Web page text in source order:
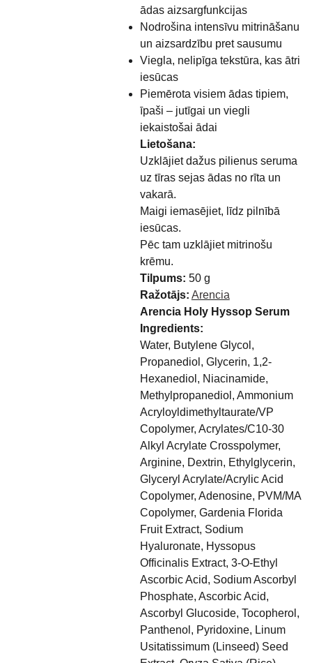
ādas aizsargfunkcijas
Nodrošina intensīvu mitrināšanu
un aizsardzību pret sausumu
Viegla, nelipīga tekstūra, kas ātri
iesūcas
Piemērota visiem ādas tipiem,
īpaši – jutīgai un viegli
iekaistošai ādai
Lietošana:
Uzklājiet dažus pilienus seruma
uz tīras sejas ādas no rīta un
vakarā.
Maigi iemasējiet, līdz pilnībā
iesūcas.
Pēc tam uzklājiet mitrinošu
krēmu.
Tilpums: 50 g
Ražotājs: Arencia
Arencia Holy Hyssop Serum
Ingredients:
Water, Butylene Glycol,
Propanediol, Glycerin, 1,2-
Hexanediol, Niacinamide,
Methylpropanediol, Ammonium
Acryloyldimethyltaurate/VP
Copolymer, Acrylates/C10-30
Alkyl Acrylate Crosspolymer,
Arginine, Dextrin, Ethylglycerin,
Glyceryl Acrylate/Acrylic Acid
Copolymer, Adenosine, PVM/MA
Copolymer, Gardenia Florida
Fruit Extract, Sodium
Hyaluronate, Hyssopus
Officinalis Extract, 3-O-Ethyl
Ascorbic Acid, Sodium Ascorbyl
Phosphate, Ascorbic Acid,
Ascorbyl Glucoside, Tocopherol,
Panthenol, Pyridoxine, Linum
Usitatissimum (Linseed) Seed